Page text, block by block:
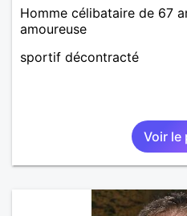
Homme célibataire de 67
amoureuse
sportif décontracté
Voir le